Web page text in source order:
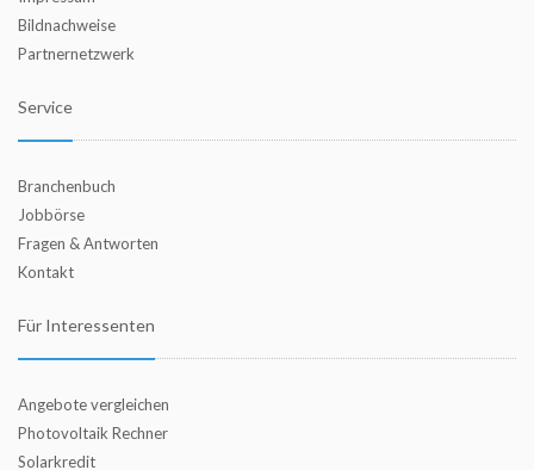
Bildnachweise
Partnernetzwerk
Service
Branchenbuch
Jobbörse
Fragen & Antworten
Kontakt
Für Interessenten
Angebote vergleichen
Photovoltaik Rechner
Solarkredit